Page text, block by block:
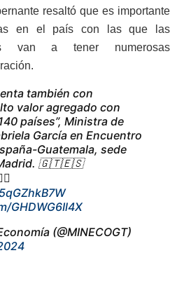
resaltó que es importante
en el país con las que las
van a tener numerosas
también con
valor agregado con
países”, Ministra de
García en Encuentro
Guatemala, sede
Madrid. 🇬🇹🇪🇸
GHDWG6Il4X
(@MINECOGT)